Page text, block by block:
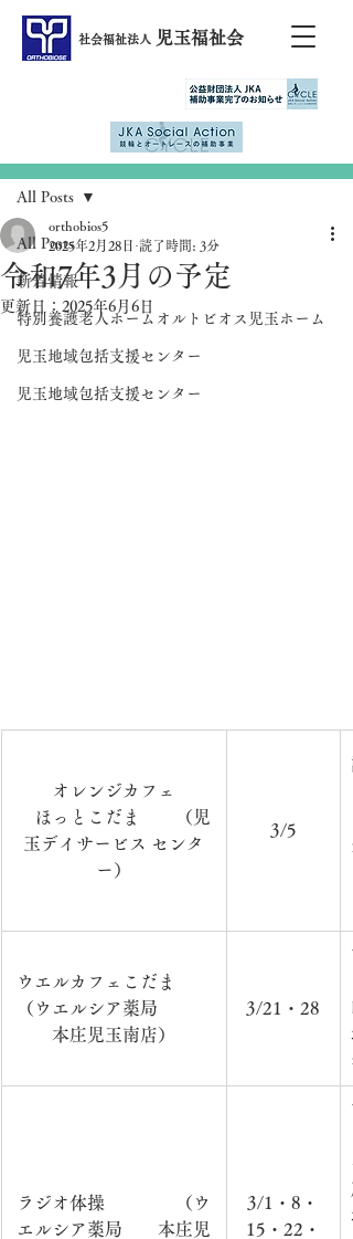
社会福祉法人 児玉福祉会
All Posts
新着情報
特別養護老人ホームオルトビオス児玉ホーム
児玉地域包括支援センター
児玉地域包括支援センター
All Posts
令和7年3月の予定
orthobios5
2025年2月28日 読了時間: 3分
更新日： 2025年6月6日
オレンジカフェ
ほっとこだま　　（児
玉デイサービス センタ
ー）
3/5
ウエルカフェこだま
（ウエルシア薬局
本庄児玉南店）
3/21・28
ラジオ体操　　　　（ウ
エルシア薬局　　本庄児
3/1・8・
15・22・